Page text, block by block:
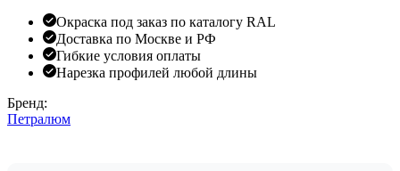
Окраска под заказ по каталогу RAL
Доставка по Москве и РФ
Гибкие условия оплаты
Нарезка профилей любой длины
Бренд:
Петралюм